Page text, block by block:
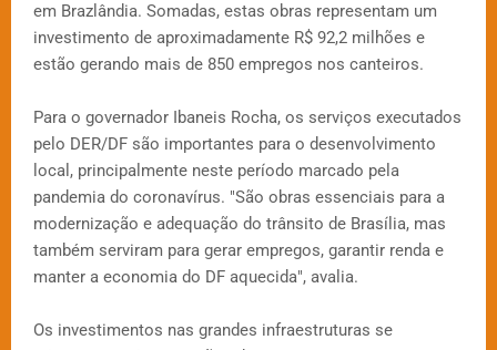
em Brazlândia. Somadas, estas obras representam um
investimento de aproximadamente R$ 92,2 milhões e
estão gerando mais de 850 empregos nos canteiros.
Para o governador Ibaneis Rocha, os serviços executados
pelo DER/DF são importantes para o desenvolvimento
local, principalmente neste período marcado pela
pandemia do coronavírus. "São obras essenciais para a
modernização e adequação do trânsito de Brasília, mas
também serviram para gerar empregos, garantir renda e
manter a economia do DF aquecida", avalia.
Os investimentos nas grandes infraestruturas se